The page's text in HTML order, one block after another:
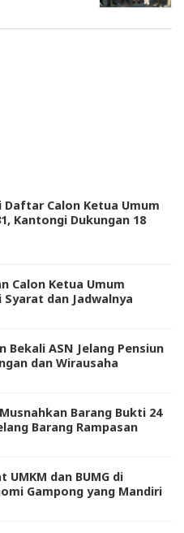
Daftar Calon Ketua Umum
Kantongi Dukungan 18
Calon Ketua Umum
Syarat dan Jadwalnya
Bekali ASN Jelang Pensiun
dan Wirausaha
Barang Bukti 24
Barang Rampasan
UMKM dan BUMG di
Gampong yang Mandiri